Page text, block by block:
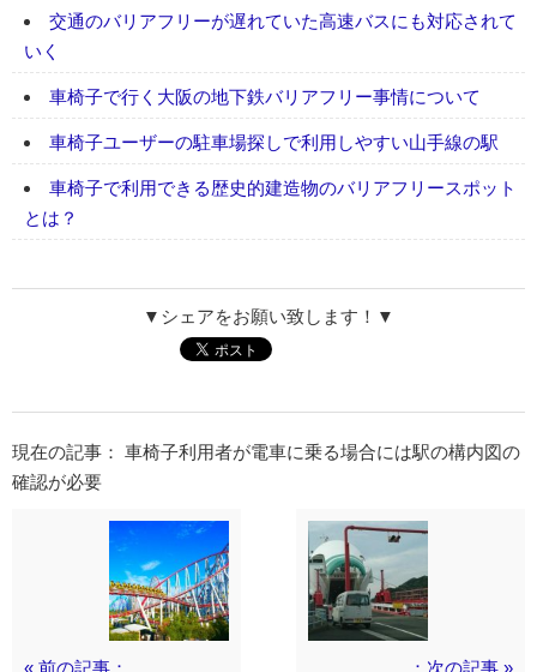
交通のバリアフリーが遅れていた高速バスにも対応されて
いく
車椅子で行く大阪の地下鉄バリアフリー事情について
車椅子ユーザーの駐車場探しで利用しやすい山手線の駅
車椅子で利用できる歴史的建造物のバリアフリースポット
とは？
▼シェアをお願い致します！▼
現在の記事： 車椅子利用者が電車に乗る場合には駅の構内図の
確認が必要
« 前の記事： ：次の記事 »